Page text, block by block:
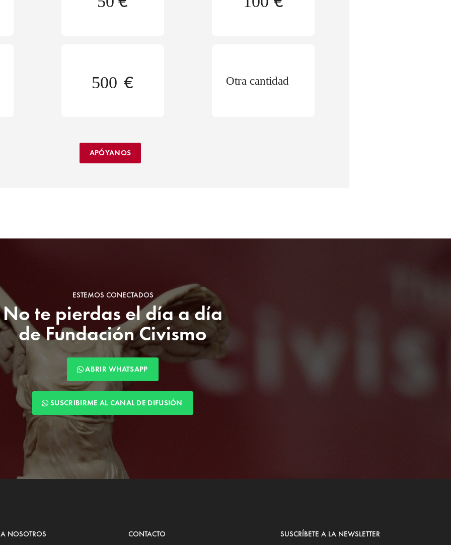
APÓYANOS
ESTEMOS CONECTADOS
No te pierdas el día a día
de Fundación Civismo
ABRIR WHATSAPP
SUSCRIBIRME AL CANAL DE DIFUSIÓN
NOSOTROS CONTACTO SUSCRÍBETE A LA NEWSLETTER